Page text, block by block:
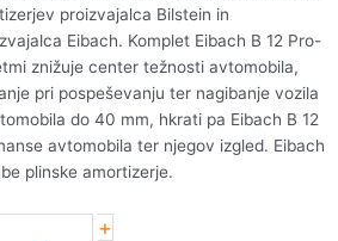
proizvajalca Bilstein in
Eibach. Komplet Eibach B 12 Pro-
znižuje center težnosti avtomobila,
pri pospeševanju ter nagibanje vozila
do 40 mm, hkrati pa Eibach B 12
avtomobila ter njegov izgled. Eibach
plinske amortizerje.
+